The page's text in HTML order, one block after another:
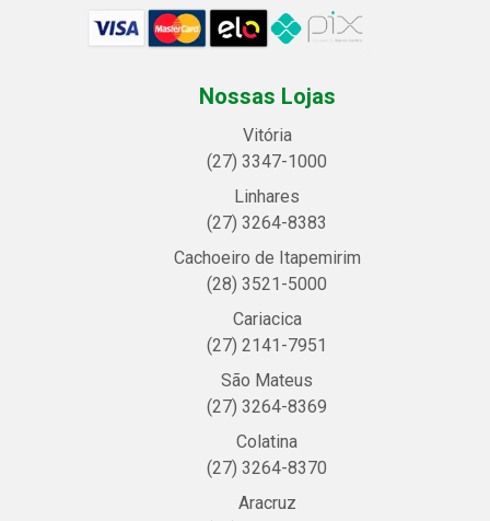
Nossas Lojas
Vitória
(27) 3347-1000
Linhares
(27) 3264-8383
Cachoeiro de Itapemirim
(28) 3521-5000
Cariacica
(27) 2141-7951
São Mateus
(27) 3264-8369
Colatina
(27) 3264-8370
Aracruz